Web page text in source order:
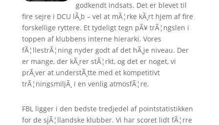
godkendt indsats. Det er blevet til
fire sejre i DCU lÃ¸b – vel at mÃ¦rke kÃ¸rt hjem af fire
forskellige ryttere. Et tydeligt tegn pÃ¥ trÃ¦ngslen i
toppen af klubbens interne hierarki. Vores
fÃ¦llestrÃ¦ning nyder godt af det hÃ¸je niveau. Der
er mange, der kÃ¸rer stÃ¦rkt, og det er noget, vi
prÃ¸ver at understÃ¸tte med et kompetitivt
trÃ¦ningsmiljÃ¸ i en venlig atmosfÃ¦re.
FBL ligger i den bedste tredjedel af pointstatistikken
for de sjÃ¦llandske klubber. Vi har scoret lidt fÃ¦rre